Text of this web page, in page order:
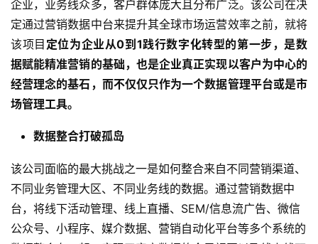
定通过营销数据中台来提升其全球市场运营效率之前，就将
该项目定位为企业从0到1践行数字化转型的第一步，是数
据赋能精准营销的基础，也是企业真正实现以客户为中心的
经营理念的基石，而不仅仅只作为一个数据管理平台或是市
场管理工具。
不同业务管理大区、不同业务线的数据。通过营销数据中
台，将线下活动管理、线上直播、SEM/信息流广告、微信
公众号、小程序、媒介数据、营销自动化平台等多个系统的
数据整合在一起，实现了客户数据的全局视图以及线上线下